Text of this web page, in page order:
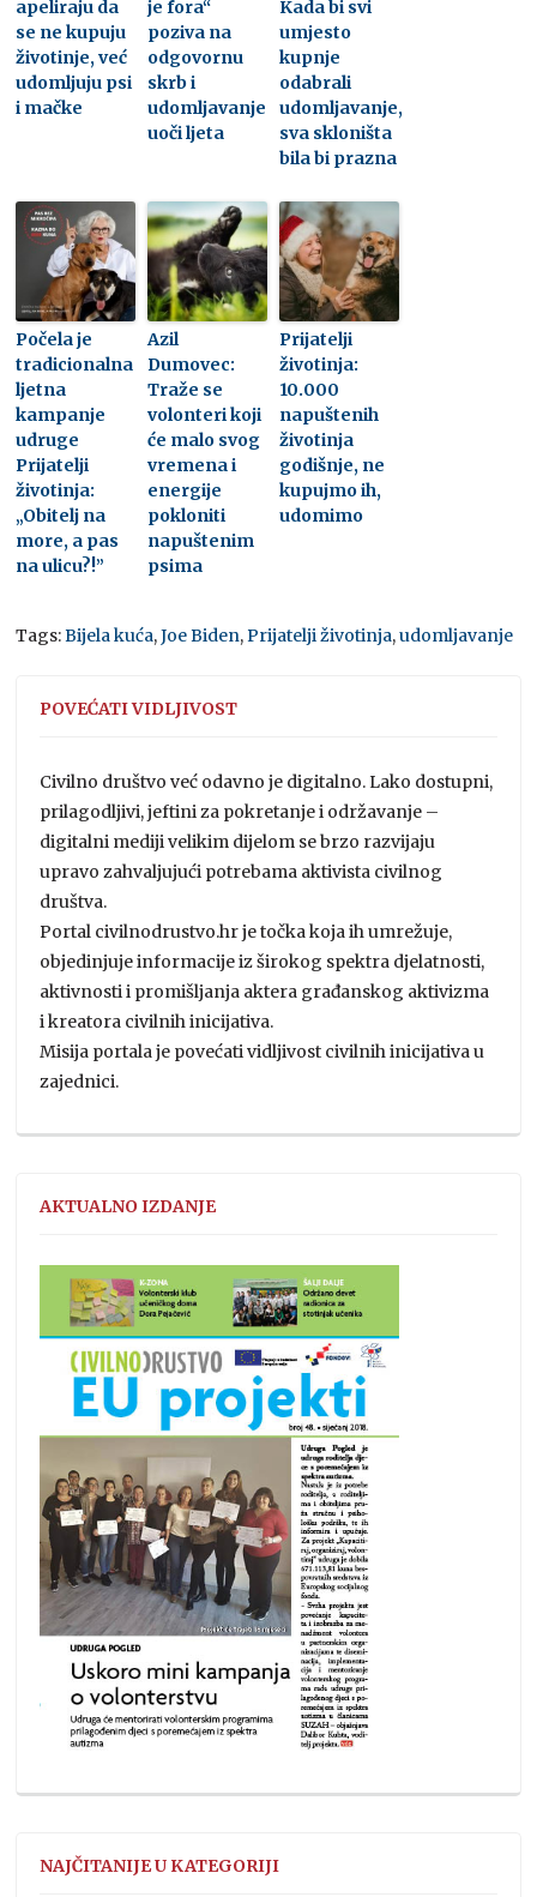
apeliraju da
se ne kupuju
životinje, već
udomljuju psi
i mačke
je fora“
poziva na
odgovornu
skrb i
udomljavanje
uoči ljeta
Kada bi svi
umjesto
kupnje
odabrali
udomljavanje,
sva skloništa
bila bi prazna
Počela je
tradicionalna
ljetna
kampanje
udruge
Prijatelji
životinja:
„Obitelj na
more, a pas
na ulicu?!”
Azil
Dumovec:
Traže se
volonteri koji
će malo svog
vremena i
energije
pokloniti
napuštenim
psima
Prijatelji
životinja:
10.000
napuštenih
životinja
godišnje, ne
kupujmo ih,
udomimo
Tags:Bijela kuća,Joe Biden,Prijatelji životinja,udomljavanje
POVEĆATI VIDLJIVOST
Civilno društvo već odavno je digitalno. Lako dostupni,
prilagodljivi, jeftini za pokretanje i održavanje –
digitalni mediji velikim dijelom se brzo razvijaju
upravo zahvaljujući potrebama aktivista civilnog
društva.
Portal civilnodrustvo.hr je točka koja ih umrežuje,
objedinjuje informacije iz širokog spektra djelatnosti,
aktivnosti i promišljanja aktera građanskog aktivizma
i kreatora civilnih inicijativa.
Misija portala je povećati vidljivost civilnih inicijativa u
zajednici.
AKTUALNO IZDANJE
NAJČITANIJE U KATEGORIJI